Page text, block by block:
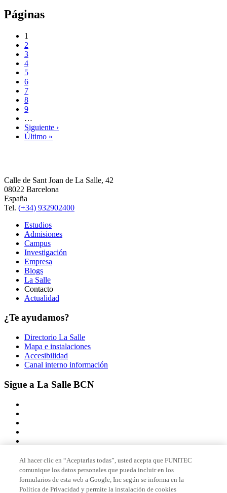
Páginas
1
2
3
4
5
6
7
8
9
…
Siguiente ›
Último »
Calle de Sant Joan de La Salle, 42
08022 Barcelona
España
Tel. (+34) 932902400
Estudios
Admisiones
Campus
Investigación
Empresa
Blogs
La Salle
Contacto
Actualidad
¿Te ayudamos?
Directorio La Salle
Mapa e instalaciones
Accesibilidad
Canal interno información
Sigue a La Salle BCN
Miembro de
Al hacer clic en “Aceptarlas todas”, usted acepta que FUNITEC
comunique los datos personales que pueda incluir en los
formularios de esta web a Google, Inc según se informa en la
Política de Privacidad y permite la instalación de cookies